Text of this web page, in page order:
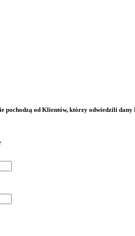
pochodzą od Klientów, którzy odwiedzili